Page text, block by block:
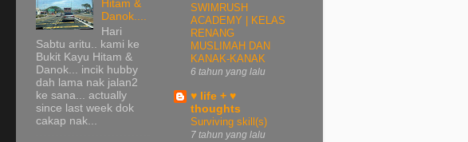
Hitam &
Danok....
Hari
Sabtu aritu.. kami ke
Bukit Kayu Hitam &
Danok... incik hubby
dah lama nak jalan2
ke sana... actually
since last week dok
cakap nak...
SWIMRUSH
ACADEMY | KELAS
RENANG
MUSLIMAH DAN
KANAK-KANAK
6 tahun yang lalu
♥ life + ♥
thoughts
Surviving skill(s)
7 tahun yang lalu